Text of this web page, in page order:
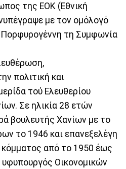
της ΕΟΚ (Εθνική
με τον ομόλογό
τη Συμφωνία
πολιτική και
τού Ελευθερίου
Σε ηλικία 28 ετών
βουλευτής Χανίων με το
το 1946 και επανεξελέγη
κόμματος από το 1950 έως
Οικονομικών